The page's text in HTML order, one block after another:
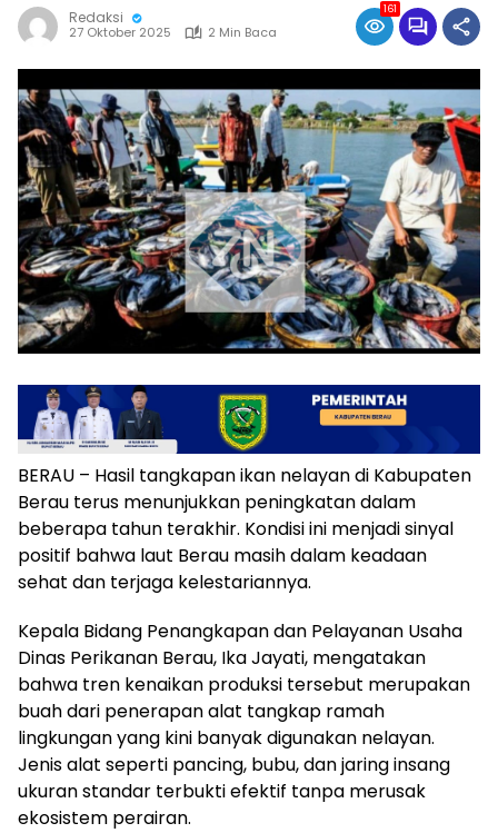
Redaksi
27 Oktober 2025 2 Min Baca
161
BERAU – Hasil tangkapan ikan nelayan di Kabupaten
Berau terus menunjukkan peningkatan dalam
beberapa tahun terakhir. Kondisi ini menjadi sinyal
positif bahwa laut Berau masih dalam keadaan
sehat dan terjaga kelestariannya.
Kepala Bidang Penangkapan dan Pelayanan Usaha
Dinas Perikanan Berau, Ika Jayati, mengatakan
bahwa tren kenaikan produksi tersebut merupakan
buah dari penerapan alat tangkap ramah
lingkungan yang kini banyak digunakan nelayan.
Jenis alat seperti pancing, bubu, dan jaring insang
ukuran standar terbukti efektif tanpa merusak
ekosistem perairan.